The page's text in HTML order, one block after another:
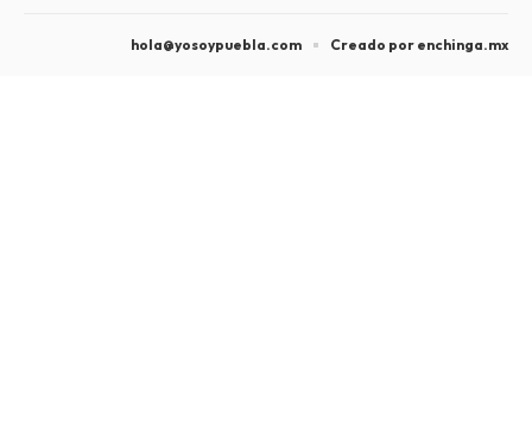
hola@yosoypuebla.com Creado por enchinga.mx